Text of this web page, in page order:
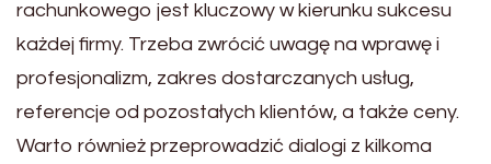
rachunkowego jest kluczowy w kierunku sukcesu
każdej firmy. Trzeba zwrócić uwagę na wprawę i
profesjonalizm, zakres dostarczanych usług,
referencje od pozostałych klientów, a także ceny.
Warto również przeprowadzić dialogi z kilkoma